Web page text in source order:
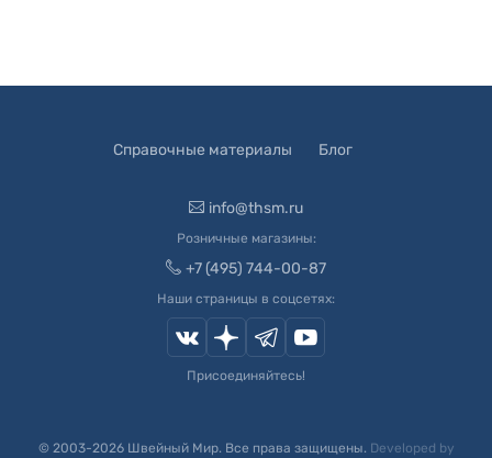
Справочные материалы Блог
info@thsm.ru
Розничные магазины:
+7 (495) 744-00-87
Наши страницы в соцсетях:
Присоединяйтесь!
© 2003-2026Швейный Мир. Все права защищены. Developed by